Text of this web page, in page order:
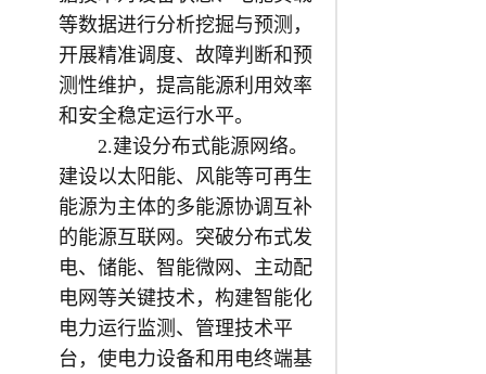
等数据进行分析挖掘与预测，
开展精准调度、故障判断和预
测性维护，提高能源利用效率
和安全稳定运行水平。
2.建设分布式能源网络。
建设以太阳能、风能等可再生
能源为主体的多能源协调互补
的能源互联网。突破分布式发
电、储能、智能微网、主动配
电网等关键技术，构建智能化
电力运行监测、管理技术平
台，使电力设备和用电终端基